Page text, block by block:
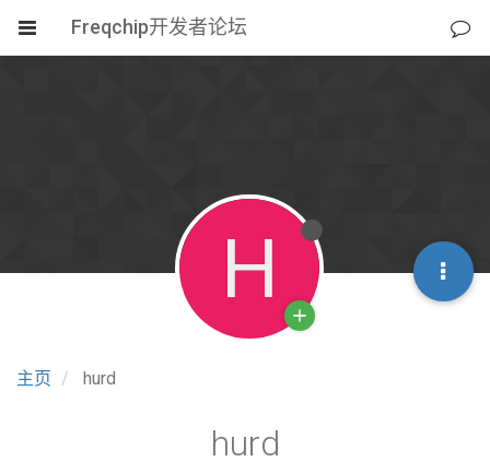
Freqchip开发者论坛
主页 hurd
H
hurd